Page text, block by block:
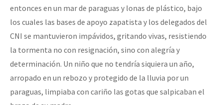
entonces en un mar de paraguas y lonas de plástico, bajo
los cuales las bases de apoyo zapatista y los delegados del
CNI se mantuvieron impávidos, gritando vivas, resistiendo
la tormenta no con resignación, sino con alegría y
determinación. Un niño que no tendría siquiera un año,
arropado en un rebozo y protegido de la lluvia por un
paraguas, limpiaba con cariño las gotas que salpicaban el